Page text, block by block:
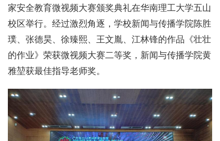
家安全教育微视频大赛颁奖典礼在华南理工大学五山
校区举行。经过激烈角逐，学校新闻与传播学院陈胜
璞、张德昊、徐臻熙、王文胤、江林锋的作品《壮壮
的作业》荣获微视频大赛二等奖，新闻与传播学院黄
雅堃获最佳指导老师奖。